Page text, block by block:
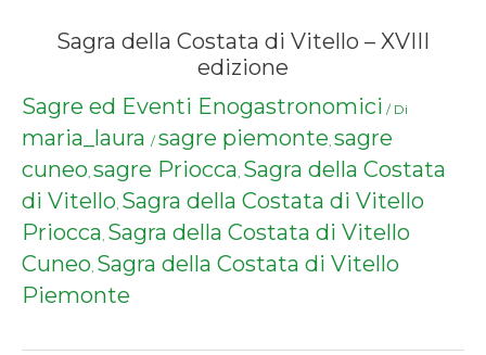
Sagra della Costata di Vitello – XVIII
edizione
Sagre ed Eventi Enogastronomici / Di
maria_laura /sagre piemonte, sagre
cuneo, sagre Priocca, Sagra della Costata
di Vitello, Sagra della Costata di Vitello
Priocca, Sagra della Costata di Vitello
Cuneo, Sagra della Costata di Vitello
Piemonte